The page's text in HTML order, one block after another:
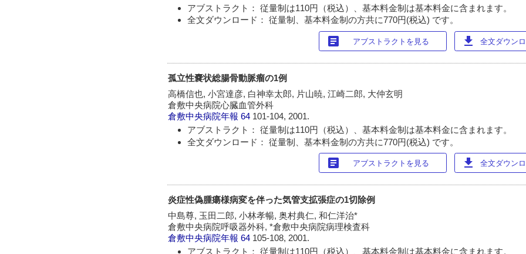
アブストラクト： 従量制は110円（税込）、基本料金制は基本料金に含まれます。
全文ダウンロード： 従量制、基本料金制の方共に770円(税込) です。
article アブストラクトを見る download 全文ダウン
孤立性嚢状総腸骨動脈瘤の1例
高橋信也, 小宮達彦, 白神幸太郎, 片山暁, 江崎二郎, 大仲玄明
倉敷中央病院心臓血管外科
倉敷中央病院年報 64 101-104, 2001.
アブストラクト： 従量制は110円（税込）、基本料金制は基本料金に含まれます。
全文ダウンロード： 従量制、基本料金制の方共に770円(税込) です。
article アブストラクトを見る download 全文ダウン
炎症性偽腫瘍様病変を伴った気管支拡張症の1切除例
中島尊, 玉田二郎, 小林孝暢, 奥村典仁, 和仁洋治*
倉敷中央病院呼吸器外科, *倉敷中央病院病理検査科
倉敷中央病院年報 64 105-108, 2001.
アブストラクト： 従量制は110円（税込）、基本料金制は基本料金に含まれます。